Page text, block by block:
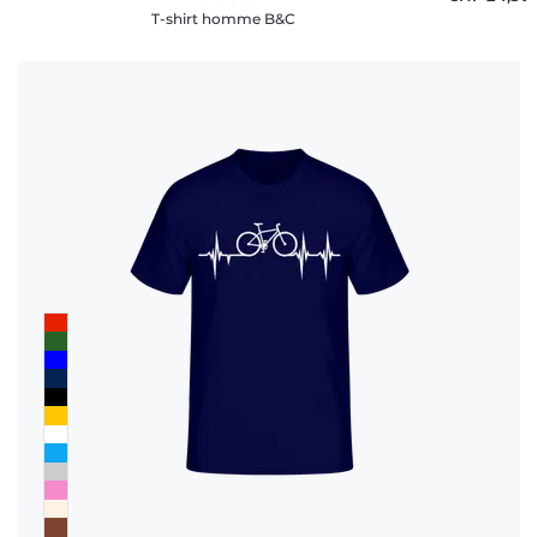
T-shirt homme B&C